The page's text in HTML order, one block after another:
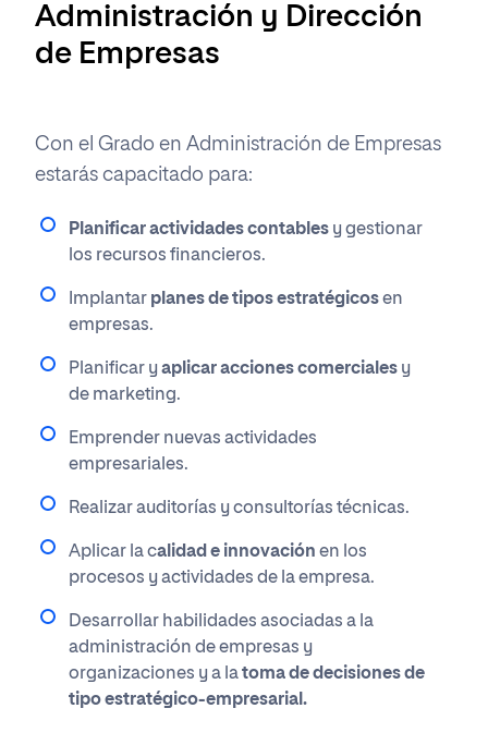
Administración y Dirección
de Empresas
Con el Grado en Administración de Empresas
estarás capacitado para:
Planificar actividades contables y gestionar
los recursos financieros.
Implantar planes de tipos estratégicosen
empresas.
Planificar yaplicar acciones comerciales y
de marketing.
Emprender nuevas actividades
empresariales.
Realizar auditorías y consultorías técnicas.
Aplicar la calidad e innovación en los
procesos y actividades de la empresa.
Desarrollar habilidades asociadas a la
administración de empresas y
organizaciones y a latoma de decisiones de
tipo estratégico-empresarial.